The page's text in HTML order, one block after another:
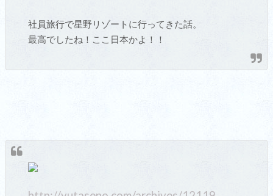
社員旅行で星野リゾートに行ってきた話。
最高でしたね！ここ日本かよ！！